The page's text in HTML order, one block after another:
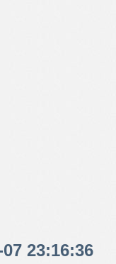
23:16:36